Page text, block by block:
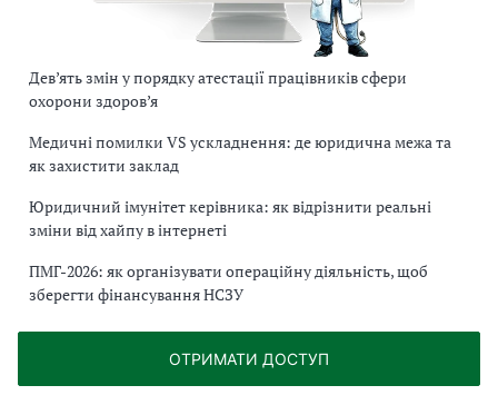
Дев’ять змін у порядку атестації працівників сфери
охорони здоров’я
Медичні помилки VS ускладнення: де юридична межа та
як захистити заклад
Юридичний імунітет керівника: як відрізнити реальні
зміни від хайпу в інтернеті
ПМГ-2026: як організувати операційну діяльність, щоб
зберегти фінансування НСЗУ
ОТРИМАТИ ДОСТУП